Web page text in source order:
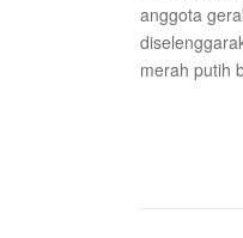
anggota
merah putih